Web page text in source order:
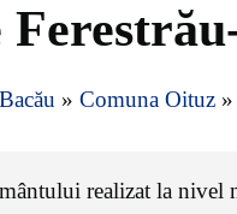
» Comuna Oituz »
realizat la nivel